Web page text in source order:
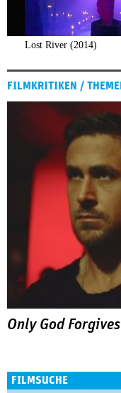
Lost River (2014)
FILMKRITIKEN /
Only God Forgives
FILMSUCHE